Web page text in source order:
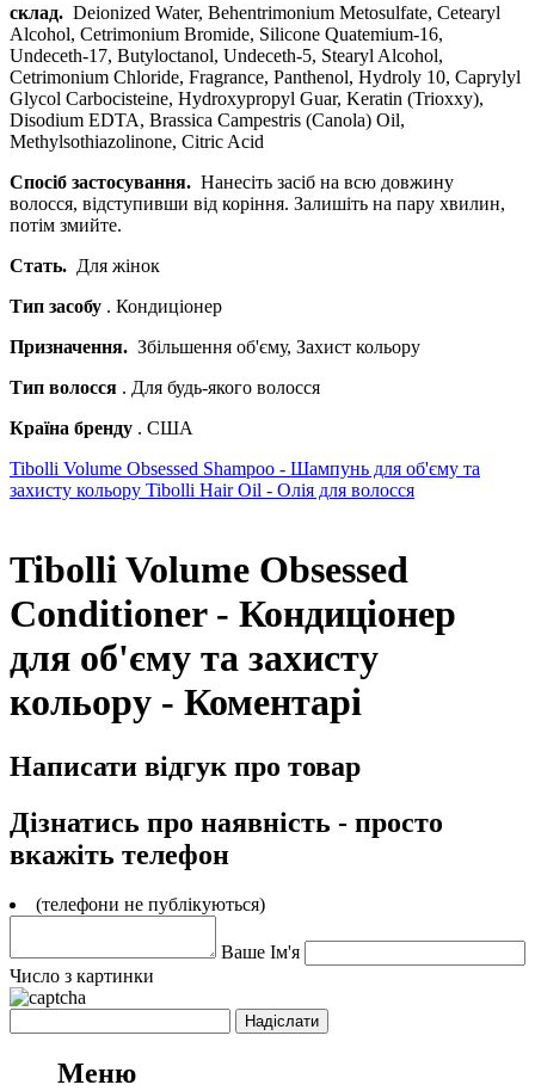
склад. Deionized Water, Behentrimonium Metosulfate, Cetearyl
Alcohol, Cetrimonium Bromide, Silicone Quatemium-16,
Undeceth-17, Butyloctanol, Undeceth-5, Stearyl Alcohol,
Cetrimonium Chloride, Fragrance, Panthenol, Hydroly 10, Caprylyl
Glycol Carbocisteine, Hydroxypropyl Guar, Keratin (Trioxxy),
Disodium EDTA, Brassica Campestris (Canola) Oil,
Methylsothiazolinone, Citric Acid
Спосіб застосування. Нанесіть засіб на всю довжину
волосся, відступивши від коріння. Залишіть на пару хвилин,
потім змийте.
Стать. Для жінок
Тип засобу . Кондиціонер
Призначення. Збільшення об'єму, Захист кольору
Тип волосся . Для будь-якого волосся
Країна бренду . США
Tibolli Volume Obsessed Shampoo - Шампунь для об'єму та
захисту кольору Tibolli Hair Oil - Олія для волосся
Tibolli Volume Obsessed
Conditioner - Кондиціонер
для об'єму та захисту
кольору - Коментарі
Написати відгук про товар
Дізнатись про наявність - просто
вкажіть телефон
(телефони не публікуються)
Ваше Ім'я
Число з картинки
Меню